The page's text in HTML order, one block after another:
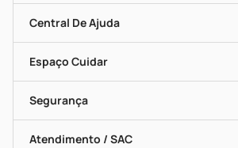
Mapa De Categorias
Blog Da PP
Seja Uma Loja Parceira
Convênios
Programa Popular Do Brasil
Encarte De Ofertas
Dermaclub
Descontos De Laboratório (PBM)
Cupons E Ofertas
Central De Ajuda
Recompra Programada
Compras Com Receita
Alomed (tele-Entrega)
Formas De Pagamento
Troca E Devolução
Bulas De A A Z
Políticas De Marketplace
Espaço Cuidar
Serviços Farmacêuticos
Testes Rápidos
Autoteste Covid-19
Segurança
Portal Da Privacidade
Atendimento / SAC